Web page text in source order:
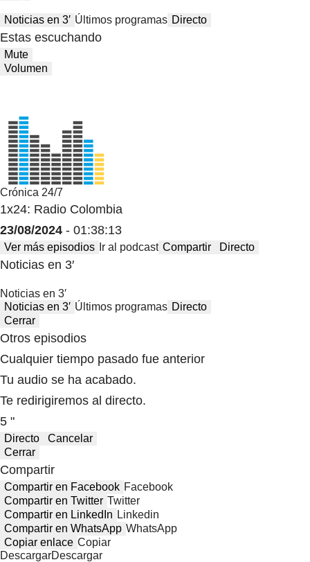
Noticias en 3′ Últimos programas Directo
Estas escuchando
Mute
Volumen
Crónica 24/7
1x24: Radio Colombia
23/08/2024 - 01:38:13
Ver más episodios Ir al podcast Compartir Directo
Noticias en 3′
Noticias en 3′
Noticias en 3′ Últimos programas Directo
Cerrar
Otros episodios
Cualquier tiempo pasado fue anterior
Tu audio se ha acabado.
Te redirigiremos al directo.
5 "
Directo
Cancelar
Cerrar
Compartir
Compartir en Facebook Facebook
Compartir en Twitter Twitter
Compartir en LinkedIn Linkedin
Compartir en WhatsApp WhatsApp
Copiar enlace Copiar
DescargarDescargar